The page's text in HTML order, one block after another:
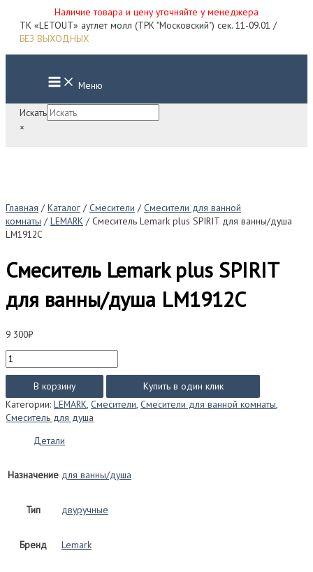
Наличие товара и цену уточняйте у менеджера
Перейти
ТК «LETOUT» аутлет молл (ТРК "Московский") сек. 11-09.01 /
БЕЗ ВЫХОДНЫХ
Main
Menu Меню
Искать
×
Главная / Каталог / Смесители / Смесители для ванной
комнаты / LEMARK / Смеситель Lemark plus SPIRIT для ванны/душа
LM1912C
Смеситель Lemark plus SPIRIT
для ванны/душа LM1912C
9 300₽
Количество
товара
Смеситель
Lemark
plus
SPIRIT
LM1912C
В корзину
Купить в один клик
Категории: LEMARK, Смесители, Смесители для ванной комнаты,
Смеситель для душа
Детали
Назначение для ванны/душа
Тип двуручные
Бренд Lemark